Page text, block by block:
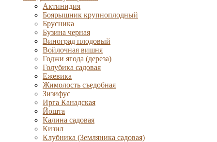
Актинидия
Боярышник крупноплодный
Брусника
Бузина черная
Виноград плодовый
Войлочная вишня
Годжи ягода (дереза)
Голубика садовая
Ежевика
Жимолость съедобная
Зизифус
Ирга Канадская
Йошта
Калина садовая
Кизил
Клубника (Земляника садовая)